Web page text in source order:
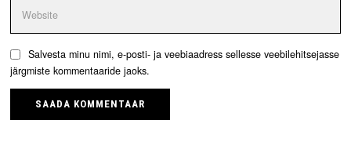
Salvesta minu nimi, e-posti- ja veebiaadress sellesse veebilehitsejasse
järgmiste kommentaaride jaoks.